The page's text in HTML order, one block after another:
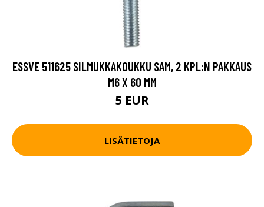
ESSVE 511625 SILMUKKAKOUKKU SAM, 2 KPL:N PAKKAUS
M6 X 60 MM
5 EUR
LISÄTIETOJA